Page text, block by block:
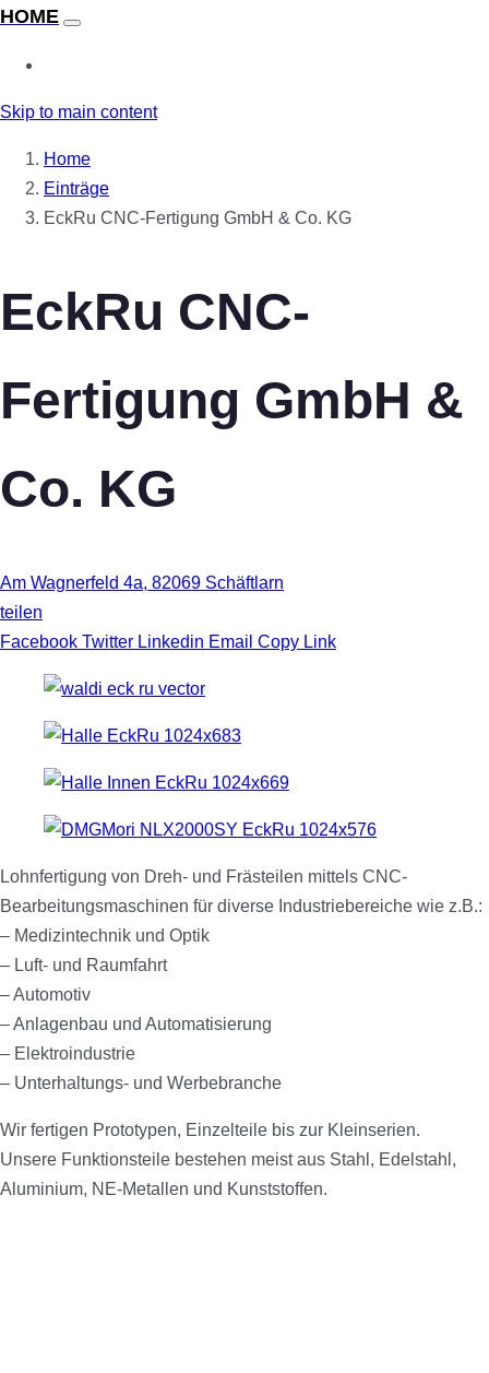
Skip to main content
Home
Einträge
EckRu CNC-Fertigung GmbH & Co. KG
EckRu CNC-
Fertigung GmbH &
Co. KG
Am Wagnerfeld 4a, 82069 Schäftlarn
teilen
Facebook Twitter Linkedin Email Copy Link
Lohnfertigung von Dreh- und Frästeilen mittels CNC-
Bearbeitungsmaschinen für diverse Industriebereiche wie z.B.:
– Medizintechnik und Optik
– Luft- und Raumfahrt
– Automotiv
– Anlagenbau und Automatisierung
– Elektroindustrie
– Unterhaltungs- und Werbebranche
Wir fertigen Prototypen, Einzelteile bis zur Kleinserien.
Unsere Funktionsteile bestehen meist aus Stahl, Edelstahl,
Aluminium, NE-Metallen und Kunststoffen.